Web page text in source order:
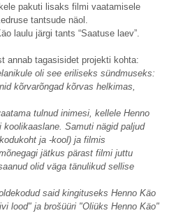
pakuti lisaks filmi vaatamisele
tantsude näol.
laulu järgi tants “Saatuse laev”.
annab tagasisidet projekti kohta:
oli see eriliseks sündmuseks:
kõrvarõngad kõrvas helkimas,
tulnud inimesi, kellele Henno
Samuti nägid paljud
ja -kool) ja filmis
jätkus pärast filmi juttu
olid väga tänulikud sellise
said kingituseks Henno Käo
lood" ja brošüüri "Oliüks Henno Käo"